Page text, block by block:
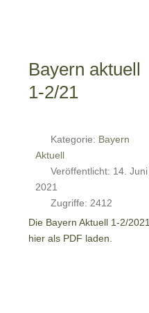
Bayern aktuell
1-2/21
Kategorie: Bayern
Aktuell
Veröffentlicht: 14. Juni
2021
Zugriffe: 2412
Die Bayern Aktuell 1-2/2021
hier als PDF laden.